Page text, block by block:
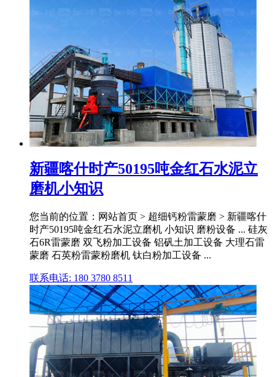
新疆喀什时产50195吨金红石水泥立
磨机小知识
您当前的位置：网站首页 > 超细钙粉雷蒙磨 > 新疆喀什
时产50195吨金红石水泥立磨机 小知识 磨粉设备 ... 硅灰
石6R雷蒙磨 双飞粉加工设备 铝矾土加工设备 大理石雷
蒙磨 石英粉雷蒙粉磨机 钛白粉加工设备 ...
联系电话: 180 3780 8511